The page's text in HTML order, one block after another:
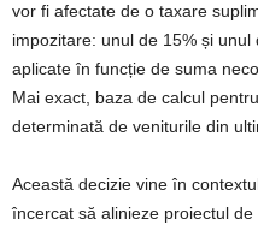
vor fi afectate de o taxare
impozitare: unul de 15% și
aplicate în funcție de suma
Mai exact, baza de calcul
determinată de veniturile din
Această decizie vine în
încercat să alinieze proiectul